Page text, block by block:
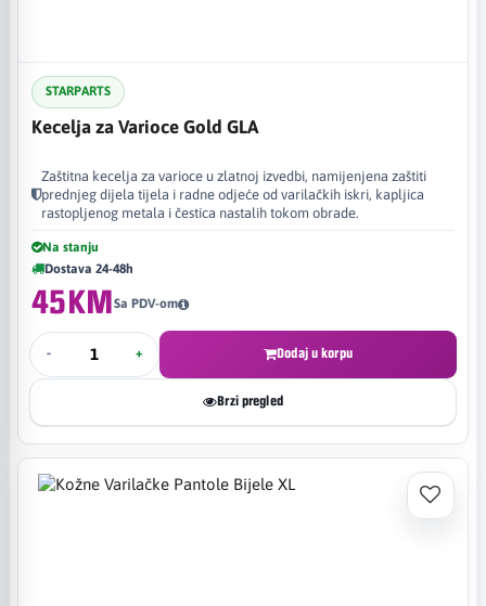
STARPARTS
Kecelja za Varioce Gold GLA
Zaštitna kecelja za varioce u zlatnoj izvedbi, namijenjena zaštiti
prednjeg dijela tijela i radne odjeće od varilačkih iskri, kapljica
rastopljenog metala i čestica nastalih tokom obrade.
Na stanju
Dostava 24-48h
45KMSa PDV-om
- + Dodaj u korpu
Brzi pregled